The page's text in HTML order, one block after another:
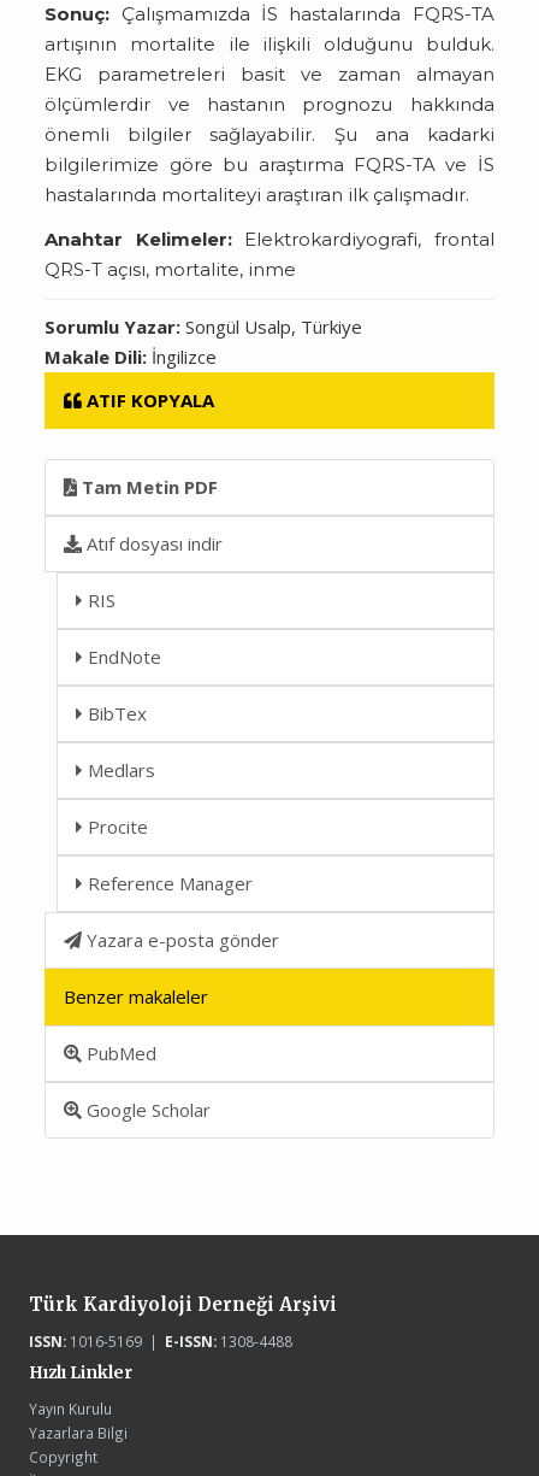
Sonuç: Çalışmamızda İS hastalarında FQRS-TA
artışının mortalite ile ilişkili olduğunu bulduk.
EKG parametreleri basit ve zaman almayan
ölçümlerdir ve hastanın prognozu hakkında
önemli bilgiler sağlayabilir. Şu ana kadarki
bilgilerimize göre bu araştırma FQRS-TA ve İS
hastalarında mortaliteyi araştıran ilk çalışmadır.
Anahtar Kelimeler:Elektrokardiyografi, frontal
QRS-T açısı, mortalite, inme
Sorumlu Yazar:Songül Usalp, Türkiye
Makale Dili: İngilizce
ATIF KOPYALA
Tam Metin PDF
Atıf dosyası indir
RIS
EndNote
BibTex
Medlars
Procite
Reference Manager
Yazara e-posta gönder
Benzer makaleler
PubMed
Google Scholar
Türk Kardiyoloji Derneği Arşivi
ISSN:1016-5169 | E-ISSN:1308-4488
Hızlı Linkler
Yayın Kurulu
Yazarlara Bilgi
Copyright